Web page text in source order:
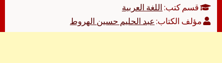
قسم كتب:اللغة العربية
مؤلف الكتاب:عبد الحليم حسين الهروط